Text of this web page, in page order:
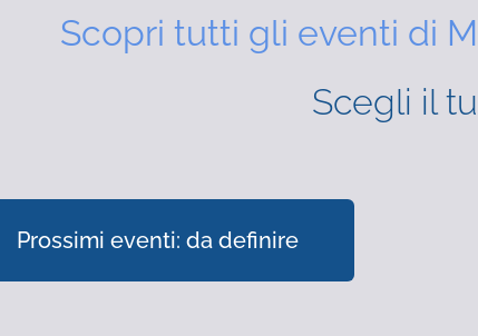
Scopri tutti gli eventi di
Scegli il
Prossimi eventi: da definire